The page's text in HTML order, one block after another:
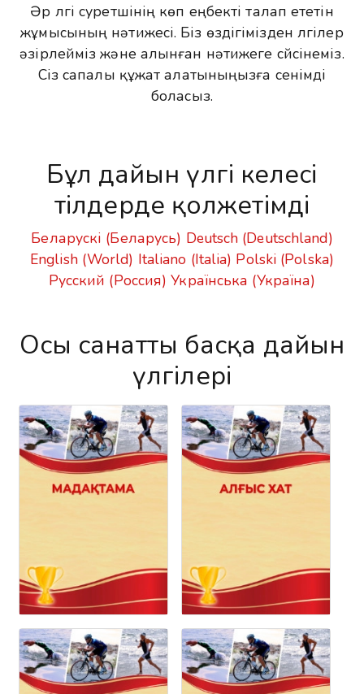
Әр үлгі суретшінің көп еңбекті талап ететін
жұмысының нәтижесі. Біз өздігімізден үлгілер
әзірлейміз және алынған нәтижеге сүйсінеміз.
Сіз сапалы құжат алатыныңызға сенімді
боласыз.
Бұл дайын үлгі келесі
тілдерде қолжетімді
Беларускі (Беларусь) Deutsch (Deutschland)
English (World) Italiano (Italia) Polski (Polska)
Русский (Россия) Українська (Україна)
Осы санаттың басқа дайын
үлгілері